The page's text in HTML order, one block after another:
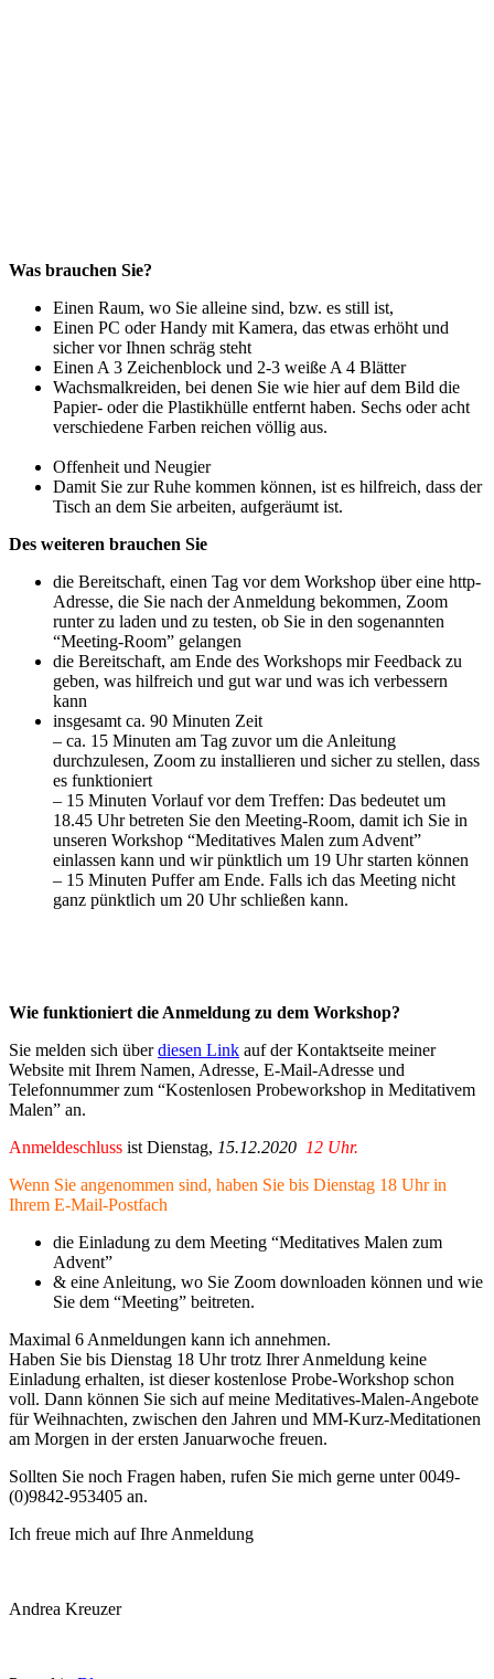
Was brauchen Sie?
Einen Raum, wo Sie alleine sind, bzw. es still ist,
Einen PC oder Handy mit Kamera, das etwas erhöht und
sicher vor Ihnen schräg steht
Einen A 3 Zeichenblock und 2-3 weiße A 4 Blätter
Wachsmalkreiden, bei denen Sie wie hier auf dem Bild die
Papier- oder die Plastikhülle entfernt haben. Sechs oder acht
verschiedene Farben reichen völlig aus.
Offenheit und Neugier
Damit Sie zur Ruhe kommen können, ist es hilfreich, dass der
Tisch an dem Sie arbeiten, aufgeräumt ist.
Des weiteren brauchen Sie
die Bereitschaft, einen Tag vor dem Workshop über eine http-
Adresse, die Sie nach der Anmeldung bekommen, Zoom
runter zu laden und zu testen, ob Sie in den sogenannten
“Meeting-Room” gelangen
die Bereitschaft, am Ende des Workshops mir Feedback zu
geben, was hilfreich und gut war und was ich verbessern
kann
insgesamt ca. 90 Minuten Zeit
– ca. 15 Minuten am Tag zuvor um die Anleitung
durchzulesen, Zoom zu installieren und sicher zu stellen, dass
es funktioniert
– 15 Minuten Vorlauf vor dem Treffen: Das bedeutet um
18.45 Uhr betreten Sie den Meeting-Room, damit ich Sie in
unseren Workshop “Meditatives Malen zum Advent”
einlassen kann und wir pünktlich um 19 Uhr starten können
– 15 Minuten Puffer am Ende. Falls ich das Meeting nicht
ganz pünktlich um 20 Uhr schließen kann.
Wie funktioniert die Anmeldung zu dem Workshop?
Sie melden sich überdiesen Link auf der Kontaktseite meiner
Website mit Ihrem Namen, Adresse, E-Mail-Adresse und
Telefonnummer zum “Kostenlosen Probeworkshop in Meditativem
Malen” an.
Anmeldeschluss ist Dienstag, 15.12.2020 12 Uhr.
Wenn Sie angenommen sind, haben Sie bis Dienstag 18 Uhr in
Ihrem E-Mail-Postfach
die Einladung zu dem Meeting “Meditatives Malen zum
Advent”
& eine Anleitung, wo Sie Zoom downloaden können und wie
Sie dem “Meeting” beitreten.
Maximal 6 Anmeldungen kann ich annehmen.
Haben Sie bis Dienstag 18 Uhr trotz Ihrer Anmeldung keine
Einladung erhalten, ist dieser kostenlose Probe-Workshop schon
voll. Dann können Sie sich auf meine Meditatives-Malen-Angebote
für Weihnachten, zwischen den Jahren und MM-Kurz-Meditationen
am Morgen in der ersten Januarwoche freuen.
Sollten Sie noch Fragen haben, rufen Sie mich gerne unter 0049-
(0)9842-953405 an.
Ich freue mich auf Ihre Anmeldung
Andrea Kreuzer